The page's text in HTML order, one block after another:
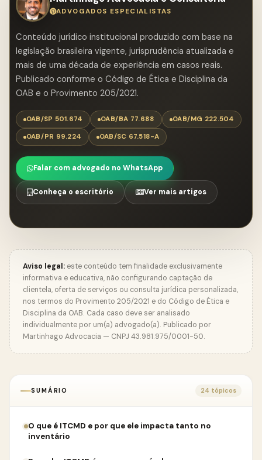
ADVOGADOS ESPECIALISTAS
Conteúdo jurídico institucional produzido com base na
legislação brasileira vigente, jurisprudência atualizada e
mais de uma década de experiência em casos reais.
Publicado conforme o Código de Ética e Disciplina da
OAB e o Provimento 205/2021.
OAB/SP 501.674 OAB/BA 77.688
OAB/MG 222.504
OAB/PR 99.224
OAB/SC 67.518-A
Falar com advogado no WhatsApp
Conheça o escritório Ver mais artigos
Aviso legal: este conteúdo tem finalidade exclusivamente
informativa e educativa, não configurando captação de
clientela, oferta de serviços ou consulta jurídica personalizada,
nos termos do Provimento 205/2021 e do Código de Ética e
Disciplina da OAB. Cada caso deve ser analisado
individualmente por um(a) advogado(a). Publicado por
Martinhago Advocacia — CNPJ 43.981.975/0001-50.
SUMÁRIO 24 tópicos
O que é ITCMD e por que ele impacta tanto no
inventário